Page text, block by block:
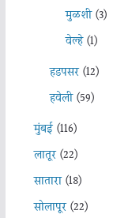
मुळशी(3)
वेल्हे(1)
हडपसर(12)
हवेली(59)
मुंबई(116)
लातूर(22)
सातारा(18)
सोलापूर(22)